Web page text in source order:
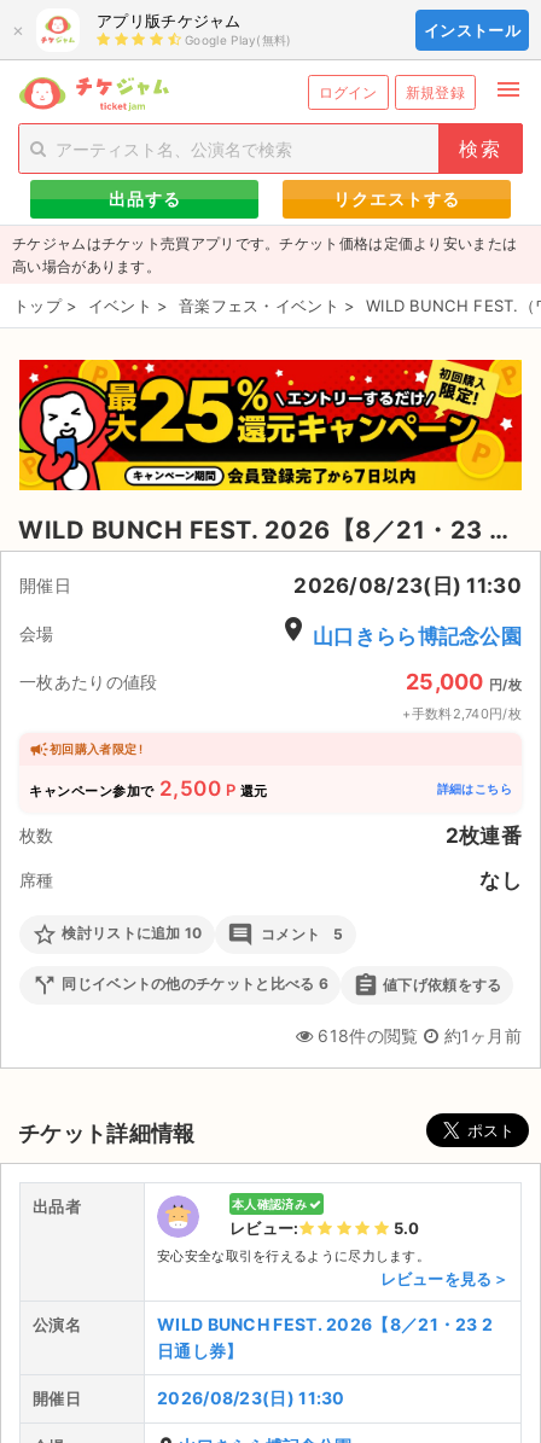
× アプリ版チケジャム
Google Play(無料) インストール
ログイン 新規登録 menu
person_add 新規会員登録 exit_to_app ログイン
チケットを探す
新着チケット
値下げしたチケット
都道府県からチケットを探す
もうすぐ開催のチケット
チケットのリクエスト一覧
取扱チケット
ライブ・コンサート（国内）
ライブ・コンサート（海外）
イベント
スポーツ
演劇・ミュージカル
お知らせ
出品する リクエストする
チケジャムはチケット売買アプリです。チケット価格は定価より安いまたは
高い場合があります。
トップ > イベント > 音楽フェス・イベント > WILD BUNCH FEST.
WILD BUNCH FEST. 2026【8／21・23 2日通し券】 のチケット
開催日 2026/08/23(日) 11:30
会場 place 山口きらら博記念公園
一枚あたりの値段 25,000 円/枚
+手数料2,740円/枚
初回購入者限定 !
キャンペーン参加で 2,500 P 還元 詳細はこちら
枚数 2枚連番
席種 なし
star_border 検討リストに追加 10 comment コメント 5
call_split 同じイベントの他のチケットと比べる 6 assignment 値下げ依頼をする
618件の閲覧 約1ヶ月前
チケット詳細情報
出品者 本人確認済み
レビュー: 5.0
安心安全な取引を行えるように尽力します。
レビューを見る＞
公演名
WILD BUNCH FEST. 2026【8／21・23 2
日通し券】
開催日 2026/08/23(日) 11:30